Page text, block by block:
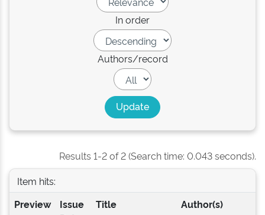
In order
Authors/record
Results 1-2 of 2 (Search time: 0.043 seconds).
Item hits:
Preview
Issue
Title Author(s)